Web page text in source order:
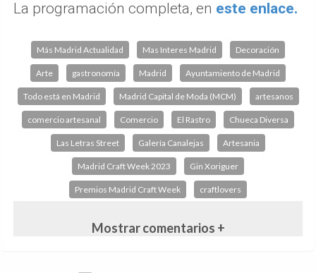
comercio artesanal Comercio El Rastro Chueca Diversa
Madrid Craft Week 2023 Gin Xoriguer
Premios Madrid Craft Week craftlovers
Mostrar comentarios +
Abrir página en versión completa
COMUNIDAD DE MADRID